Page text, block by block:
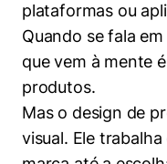
plataformas ou
Quando se fala em
que vem à mente
produtos.
Mas o design de
visual. Ele